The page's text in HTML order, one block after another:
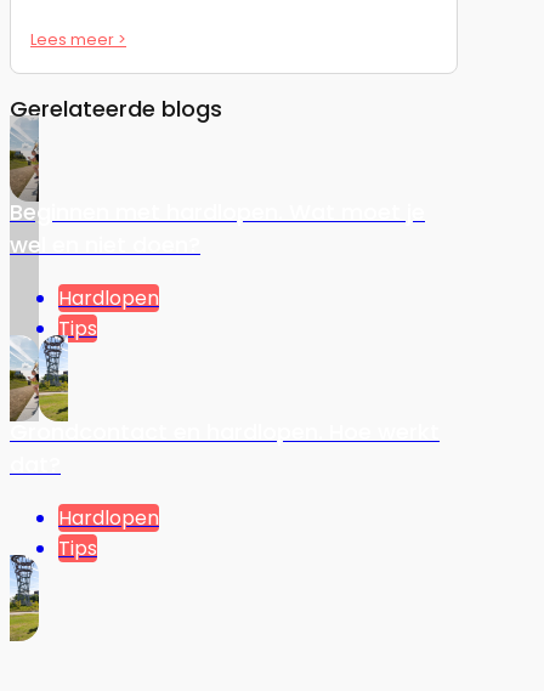
Lees meer >
Gerelateerde blogs
Beginnen met hardlopen. Wat moet je
wel en niet doen?
Hardlopen
Tips
Grondcontact en hardlopen. Hoe werkt
Hardlopen
Tips